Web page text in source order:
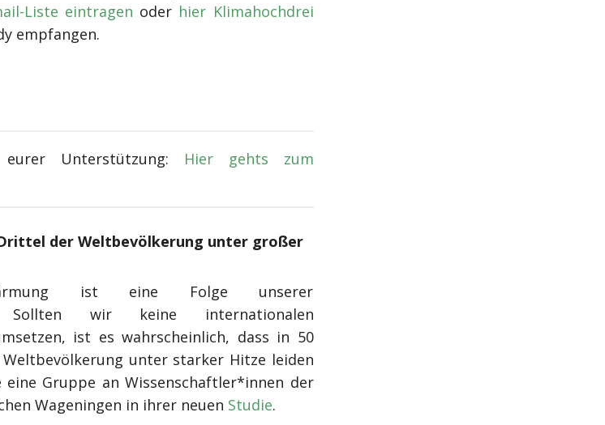
Liste eintragen oder hier Klimahochdrei
empfangen.
Unterstützung:
Hier gehts zum
der Weltbevölkerung unter großer
ist eine Folge unserer
Sollten wir keine internationalen
ist es wahrscheinlich, dass in 50
unter starker Hitze leiden
eine Gruppe an Wissenschaftler*innen der
Wageningen in ihrer neuen Studie.